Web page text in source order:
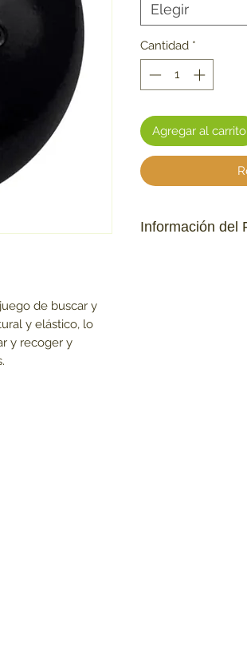
de buscar y
y elástico, lo
y recoger y
Elegir
Cantidad *
Agregar al carrito
Información del